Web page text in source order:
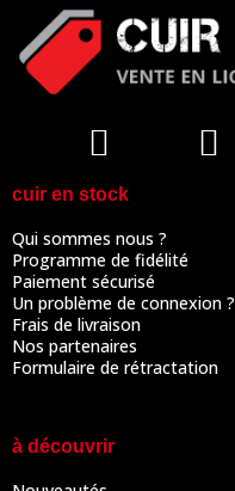
cuir en stock
Qui sommes nous ?
Programme de fidélité
Paiement sécurisé
Un problème de connexion ?
Frais de livraison
Nos partenaires
Formulaire de rétractation
à découvrir